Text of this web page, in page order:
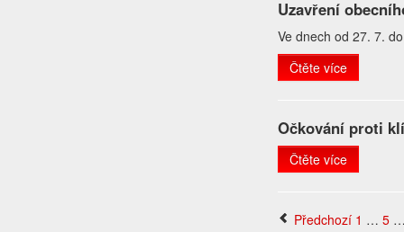
Uzavření
Ve dnech od 27. 7.
Čtěte více
Očkování proti
Čtěte více
Předchozí 1 … 5